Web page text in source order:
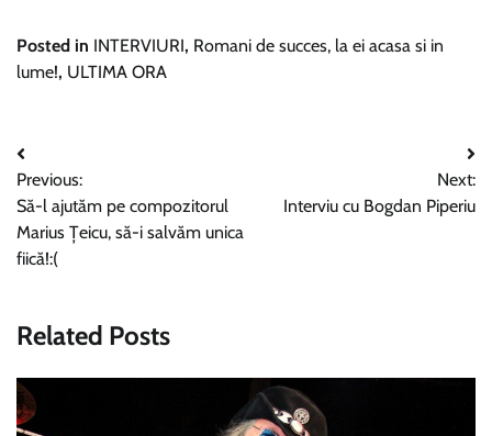
Posted in INTERVIURI, Romani de succes, la ei acasa si in
lume!, ULTIMA ORA
Navigare
în
articole
Previous:
Să-l ajutăm pe compozitorul
Marius Țeicu, să-i salvăm unica
fiică!:(
Next:
Interviu cu Bogdan Piperiu
Related Posts